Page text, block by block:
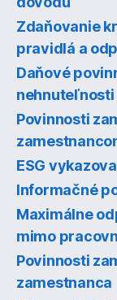
Zdaňovanie
pravidlá a
Daňové
nehnuteľnosti
Povinnosti
ESG
Informačné
Maximálne
mimo
Povinnosti
zamestnanca